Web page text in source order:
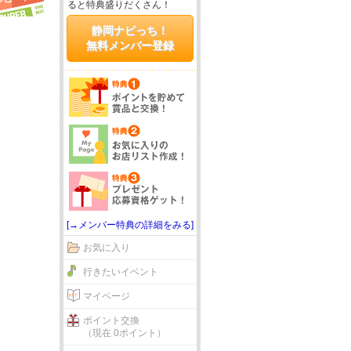
ると特典盛りだくさん！
静岡ナビっち！
無料メンバー登録
[→メンバー特典の詳細をみる]
お気に入り
行きたいイベント
マイページ
ポイント交換
（現在 0ポイント）